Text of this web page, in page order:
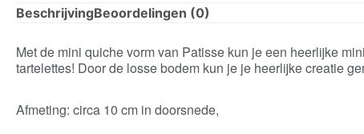
BeschrijvingBeoordelingen (0)
Met de mini quiche vorm van Patisse kun je een heerlijke
tartelettes! Door de losse bodem kun je je heerlijke creatie
Afmeting: circa 10 cm in doorsnede,